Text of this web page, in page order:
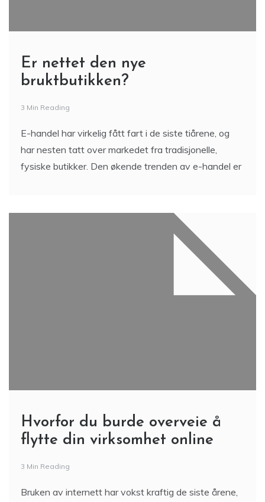
Er nettet den nye
bruktbutikken?
3 Min Reading
E-handel har virkelig fått fart i de siste tiårene, og
har nesten tatt over markedet fra tradisjonelle,
fysiske butikker. Den økende trenden av e-handel er
Hvorfor du burde overveie å
flytte din virksomhet online
3 Min Reading
Bruken av internett har vokst kraftig de siste årene,